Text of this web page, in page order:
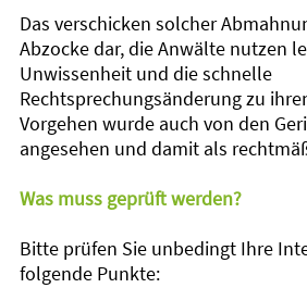
Das verschicken solcher
Abzocke dar, die Anwälte nutzen
Unwissenheit und die schnelle
Rechtsprechungsänderung zu
Vorgehen wurde auch von den
angesehen und damit als
Was muss geprüft werden?
Bitte prüfen Sie unbedingt Ihre
folgende Punkte: